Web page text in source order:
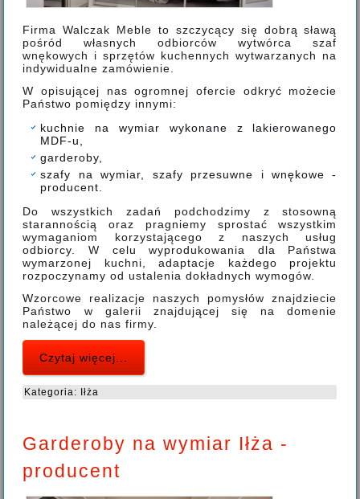
Firma Walczak Meble to szczycący się dobrą sławą
pośród własnych odbiorców wytwórca szaf
wnękowych i sprzętów kuchennych wytwarzanych na
indywidualne zamówienie.
W opisującej nas ogromnej ofercie odkryć możecie
Państwo pomiędzy innymi:
kuchnie na wymiar wykonane z lakierowanego
MDF-u,
garderoby,
szafy na wymiar, szafy przesuwne i wnękowe -
producent.
Do wszystkich zadań podchodzimy z stosowną
starannością oraz pragniemy sprostać wszystkim
wymaganiom korzystającego z naszych usług
odbiorcy. W celu wyprodukowania dla Państwa
wymarzonej kuchni, adaptacje każdego projektu
rozpoczynamy od ustalenia dokładnych wymogów.
Wzorcowe realizacje naszych pomysłów znajdziecie
Państwo w galerii znajdującej się na domenie
należącej do nas firmy.
Czytaj więcej...
Kategoria: Iłża
Garderoby na wymiar Iłża -
producent